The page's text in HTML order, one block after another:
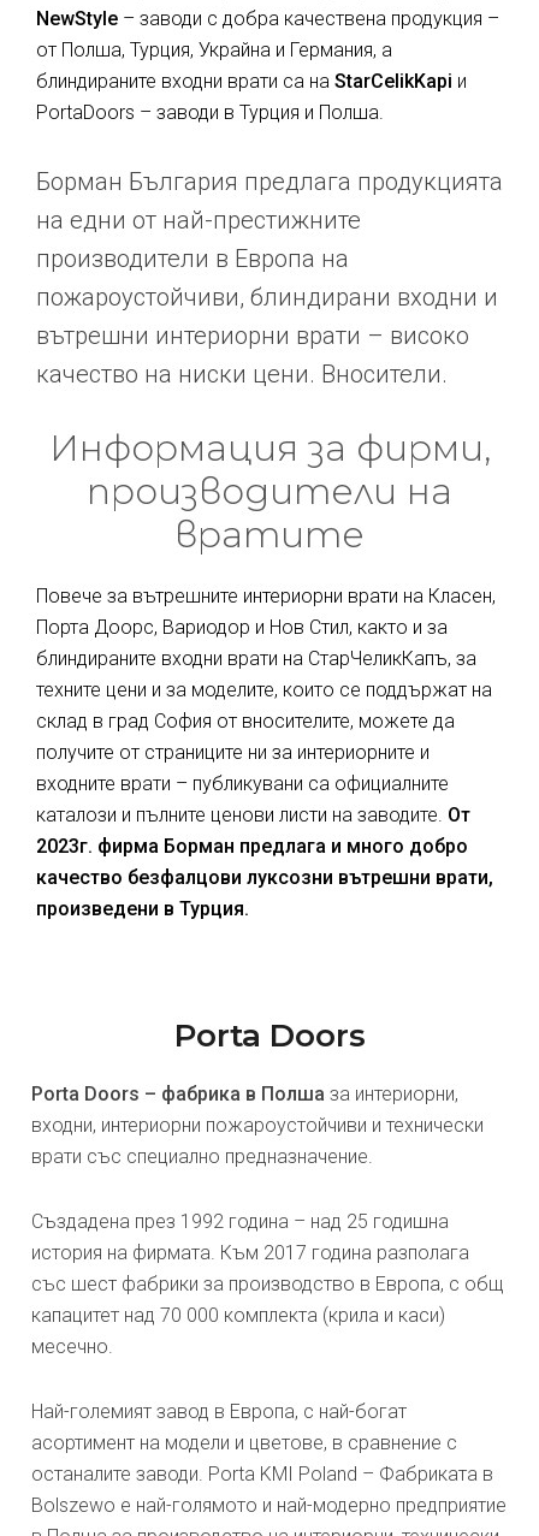
NewStyle – заводи с добра качествена продукция –
от Полша, Турция, Украйна и Германия, а
блиндираните входни врати са на StarCelikKapi и
PortaDoors – заводи в Турция и Полша.
Борман България предлага продукцията
на едни от най-престижните
производители в Европа на
пожароустойчиви, блиндирани входни и
вътрешни интериорни врати – високо
качество на ниски цени. Вносители.
Информация за фирми,
производители на
вратите
Повече за вътрешните интериорни врати на Класен,
Порта Доорс, Вариодор и Нов Стил, както и за
блиндираните входни врати на СтарЧеликКапъ, за
техните цени и за моделите, които се поддържат на
склад в град София от вносителите, можете да
получите от страниците ни за интериорните и
входните врати – публикувани са официалните
каталози и пълните ценови листи на заводите. От
2023г. фирма Борман предлага и много добро
качество безфалцови луксозни вътрешни врати,
произведени в Турция.
Porta Doors
Porta Doors – фабрика в Полша за интериорни,
входни, интериорни пожароустойчиви и технически
врати със специално предназначение.
Създадена през 1992 година – над 25 годишна
история на фирмата. Към 2017 година разполага
със шест фабрики за производство в Европа, с общ
капацитет над 70 000 комплекта (крила и каси)
месечно.
Най-големият завод в Европа, с най-богат
асортимент на модели и цветове, в сравнение с
останалите заводи. Porta KMI Poland – Фабриката в
Bolszewo е най-голямото и най-модерно предприятие